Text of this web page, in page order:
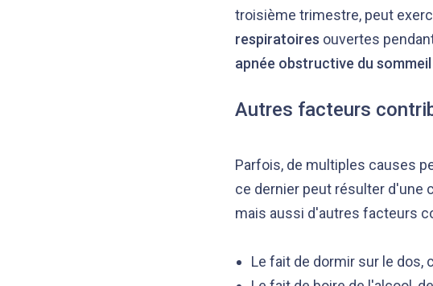
troisième trimestre, peut
respiratoires ouvertes
apnée obstructive du
Autres facteurs
Parfois, de multiples causes
ce dernier peut résulter d'une
mais aussi d'autres facteurs
Le fait de dormir sur le dos,